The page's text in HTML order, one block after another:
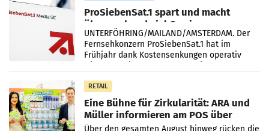
ProSiebenSat.1 spart und macht
überraschend viel Gewinn
UNTERFÖHRING/MAILAND/AMSTERDAM. Der
Fernsehkonzern ProSiebenSat.1 hat im
Frühjahr dank Kostensenkungen operativ
RETAIL
Eine Bühne für Zirkularität: ARA und
Müller informieren am POS über
Kreislauffähigkeit
Über den gesamten August hinweg rücken die